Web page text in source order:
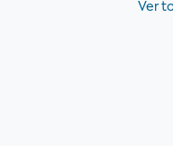
Ver